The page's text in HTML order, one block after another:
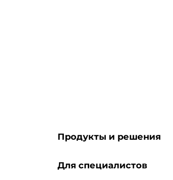
Продукты и решения
Для специалистов